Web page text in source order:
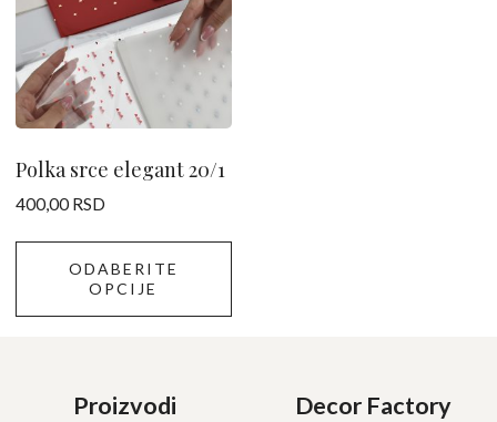
Polka srce elegant 20/1
400,00 RSD
ODABERITE
OPCIJE
više
varijanti.
Opcije
mogu
biti
izabrane
na
Proizvodi Decor Factory